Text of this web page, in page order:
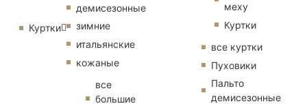
Куртки
демисезонные
зимние
итальянские
кожаные
все
большие
меху
Куртки
все куртки
Пуховики
Пальто
демисезонные